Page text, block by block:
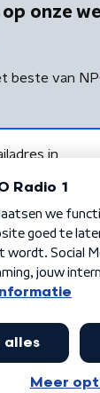
onze
beste van